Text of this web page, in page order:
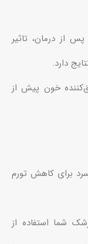
از درمان، تاثیر
دارد.
خون پیش از
برای کاهش تورم
شما استفاده از